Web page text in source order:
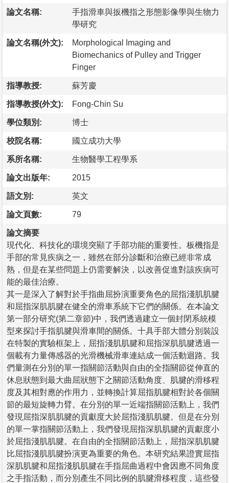
論文名稱:
手指滑車與扳機指之形態影像學與生物力
學研究
論文名稱(外文):
Morphological Imaging and
Biomechanics of Pulley and Trigger
Finger
指導教授: 蘇芳慶
指導教授(外文): Fong-Chin Su
學位類別: 博士
校院名稱: 國立成功大學
系所名稱: 生物醫學工程學系
論文出版年: 2015
語文別: 英文
論文頁數: 79
論文摘要
現代化、科技化的環境突顯了手部功能的重要性。板機指是
手部的常見疾病之一，雖然在部分診斷和治療已經非常成
熟，但是在某些問題上仍需要解決，以改善促進對該疾病可
能的最佳治療。
其一是深入了解對於手指曲屈扮演重要角色的屈指淺肌肌腱
和屈指深肌肌腱在健全的滑車系統下它們的關係。在本論文
第一部分研究(第二章節)中，我們透過建立一個封閉系統模
型來探討手指肌腱與滑車間的關係。十具手部大體分別裝設
在特製的實驗框架上，屈指淺肌肌腱和屈指深肌肌腱透過一
個載有力量傳感器的光滑機械滑車連結成一個活動迴路。我
們量測在分別的單一指關節活動與自由的全指關節從伸直的
休息狀態到最大曲屈狀態下之關節活動角度、肌腱的滑移程
度及其相對應的作用力，並轉換計算屈指肌腱相對於各個關
節的最短旋轉力臂。在分別的單一近端指關節活動上，我們
發現屈指深肌肌腱的貢獻度大於屈指淺肌肌腱。但是在分別
的單一掌指關節活動上，我們發現屈指深肌肌腱的貢獻度小
於屈指淺肌肌腱。在自由的全指關節活動上，屈指深肌肌腱
比屈指淺肌肌腱扮演更為重要的角色。本研究結果證實屈指
深肌肌腱和屈指淺肌肌腱在手指屈曲過程中會因應不同角度
之手指活動，而分別產生不同比例的肌腱滑移程度，這些發